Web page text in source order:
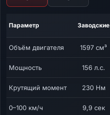
Параметр Заводские
Объём двигателя 1597 см³
Мощность 156 л.с.
Крутящий момент 230 Нм
0–100 км/ч 9,9 сек